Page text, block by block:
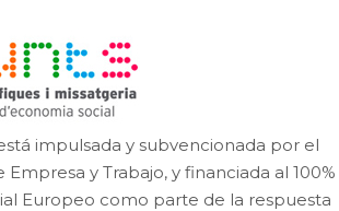
impulsada y subvencionada por el
y Trabajo, y financiada al 100%
Europeo como parte de la respuesta